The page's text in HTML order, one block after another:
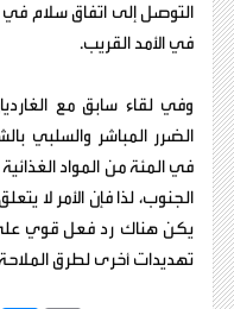
التوصل إلى اتفاق سلام في
في الأمد القريب.
وفي لقاء سابق مع
في المئة من المواد
الجنوب، لذا فإن الأمر لا
يكن هناك رد فعل قوي
تهديدات أخرى لطرق